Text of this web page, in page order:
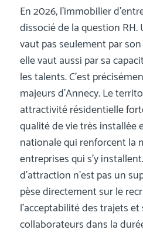
En 2026, l’immobilier
dissocié de la question
vaut pas seulement par
elle vaut aussi par sa
les talents. C’est
majeurs d’Annecy. Le
attractivité résidentielle
qualité de vie très installée
nationale qui renforcent la
entreprises qui s’y
d’attraction n’est pas un
pèse directement sur le
l’acceptabilité des trajets
collaborateurs dans la